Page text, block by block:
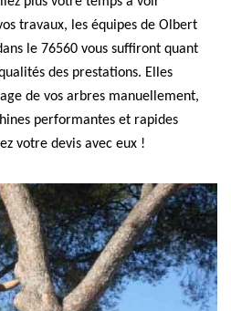
travaux, les équipes de Olbert
le 76560 vous suffiront quant
des prestations. Elles
de vos arbres manuellement,
performantes et rapides
votre devis avec eux !